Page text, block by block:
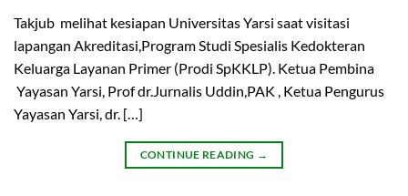
Takjub melihat kesiapan Universitas Yarsi saat visitasi
lapangan Akreditasi,Program Studi Spesialis Kedokteran
Keluarga Layanan Primer (Prodi SpKKLP). Ketua Pembina
Yayasan Yarsi, Prof dr.Jurnalis Uddin,PAK , Ketua Pengurus
Yayasan Yarsi, dr. […]
CONTINUE READING →